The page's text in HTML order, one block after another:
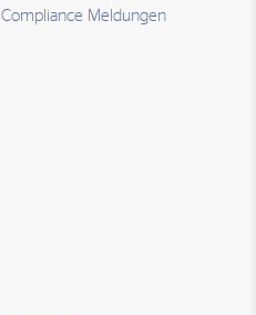
Compliance Meldungen